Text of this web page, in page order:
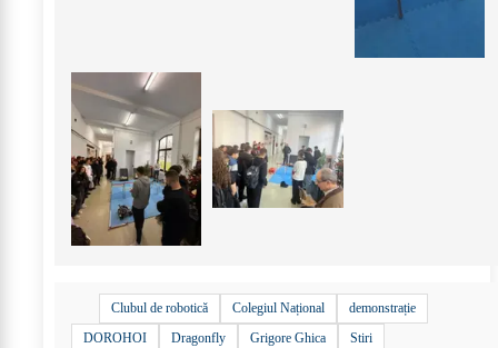
Clubul de robotică Colegiul Național
demonstrație
DOROHOI
Dragonfly Grigore Ghica Stiri